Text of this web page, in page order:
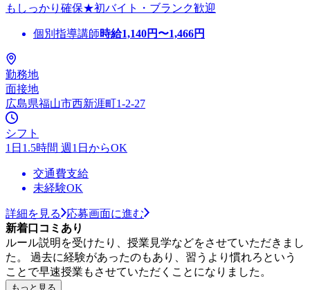
もしっかり確保★初バイト・ブランク歓迎
個別指導講師時給1,140円〜1,466円
勤務地
面接地
広島県福山市西新涯町1-2-27
シフト
1日1.5時間 週1日からOK
交通費支給
未経験OK
詳細を見る
応募画面に進む
新着口コミあり
ルール説明を受けたり、授業見学などをさせていただきまし
た。 過去に経験があったのもあり、習うより慣れろという
ことで早速授業もさせていただくことになりました。
もっと見る